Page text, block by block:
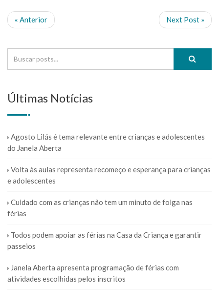
« Anterior Next Post »
Últimas Notícias
Agosto Lilás é tema relevante entre crianças e adolescentes
do Janela Aberta
Volta às aulas representa recomeço e esperança para crianças
e adolescentes
Cuidado com as crianças não tem um minuto de folga nas
férias
Todos podem apoiar as férias na Casa da Criança e garantir
passeios
Janela Aberta apresenta programação de férias com
atividades escolhidas pelos inscritos